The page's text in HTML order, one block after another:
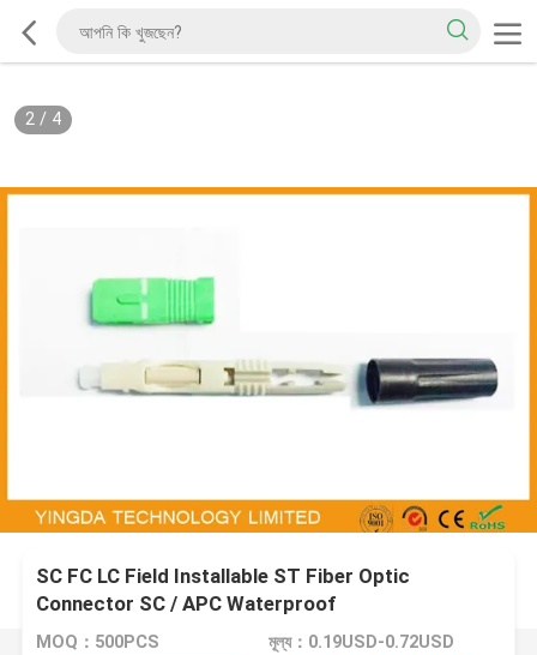
2/ 4
SC FC LC Field Installable ST Fiber Optic
Connector SC / APC Waterproof
MOQ：500PCS মূল্য：0.19USD-0.72USD